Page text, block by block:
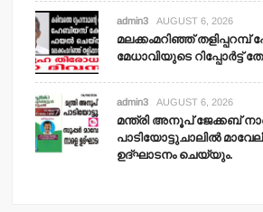
admin3 AUGUST 6, 2026
മലക്കംമറിഞ്ഞ്
മേധാവിയുടെ റിപ്പോര്‍ട്ട്
admin3 AUGUST 6, 2026
മന്ത്രി അനൂപ് ജേക്കബ്
പാടിയോട്ടുചാലില്‍
ഉദ്ഘാടനം ചെയ്യും.